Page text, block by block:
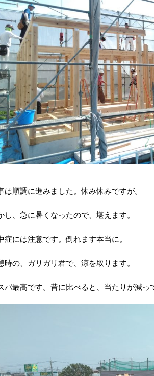
は順調に進みました。休み休みですが。
し、急に暑くなったので、堪えます。
症には注意です。倒れます本当に。
時の、ガリガリ君で、涼を取ります。
パ最高です。昔に比べると、当たりが減っ